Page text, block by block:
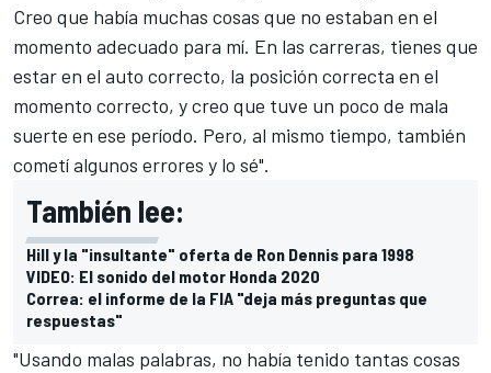
Creo que había muchas cosas que no estaban en el
momento adecuado para mí. En las carreras, tienes que
estar en el auto correcto, la posición correcta en el
momento correcto, y creo que tuve un poco de mala
suerte en ese período. Pero, al mismo tiempo, también
cometí algunos errores y lo sé".
También lee:
Hill y la "insultante" oferta de Ron Dennis para 1998
VIDEO: El sonido del motor Honda 2020
Correa: el informe de la FIA "deja más preguntas que
respuestas"
"Usando malas palabras, no había tenido tantas cosas